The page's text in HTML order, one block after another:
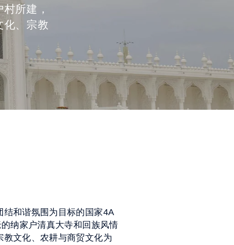
所建，
化、宗教
结和谐氛围为目标的国家4A
纳家户清真大寺和回族风情
文化、农耕与商贸文化为